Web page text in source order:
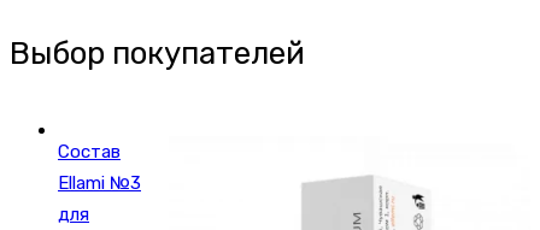
Выбор покупателей
Состав
Ellami №3
для